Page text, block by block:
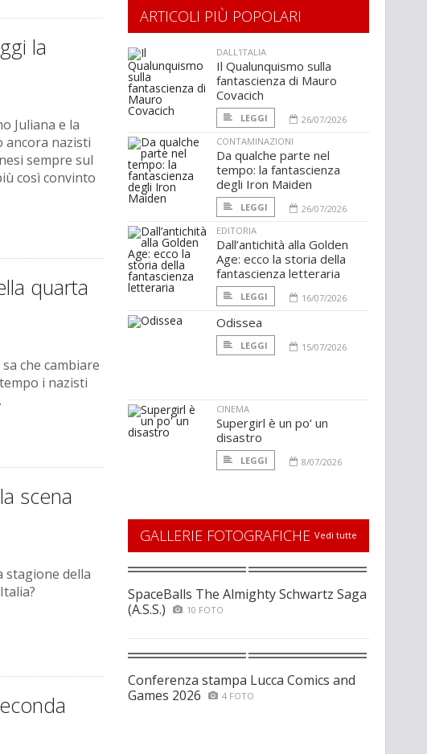
la
Juliana e la
ancora nazisti
sempre sul
così convinto
quarta
che cambiare
i nazisti
scena
stagione della
ARTICOLI PIÙ POPOLARI
DALL'ITALIA
Il Qualunquismo sulla
fantascienza di Mauro
Covacich
LEGGI
26/07/2026
CONTAMINAZIONI
Da qualche parte nel
tempo: la fantascienza
degli Iron Maiden
LEGGI
26/07/2026
EDITORIA
Dall’antichità alla Golden
Age: ecco la storia della
fantascienza letteraria
LEGGI 16/07/2026
Odissea
LEGGI 15/07/2026
CINEMA
Supergirl è un po' un
disastro
LEGGI 8/07/2026
GALLERIE FOTOGRAFICHE Vedi tutte
SpaceBalls The Almighty Schwartz Saga
(A.S.S.)
10 FOTO
Conferenza stampa Lucca Comics and
Games 2026
4 FOTO